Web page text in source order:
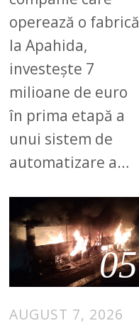
operează o fabrică
la Apahida,
investește 7
milioane de euro
în prima etapă a
unui sistem de
automatizare a…
05
AUGUST 7, 2026